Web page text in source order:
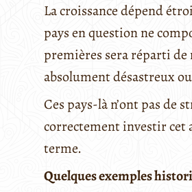
La croissance dépend
pays en question ne
premières sera réparti
absolument désastreux
Ces pays-là n’ont pas de
correctement investir cet
terme.
Quelques exemples